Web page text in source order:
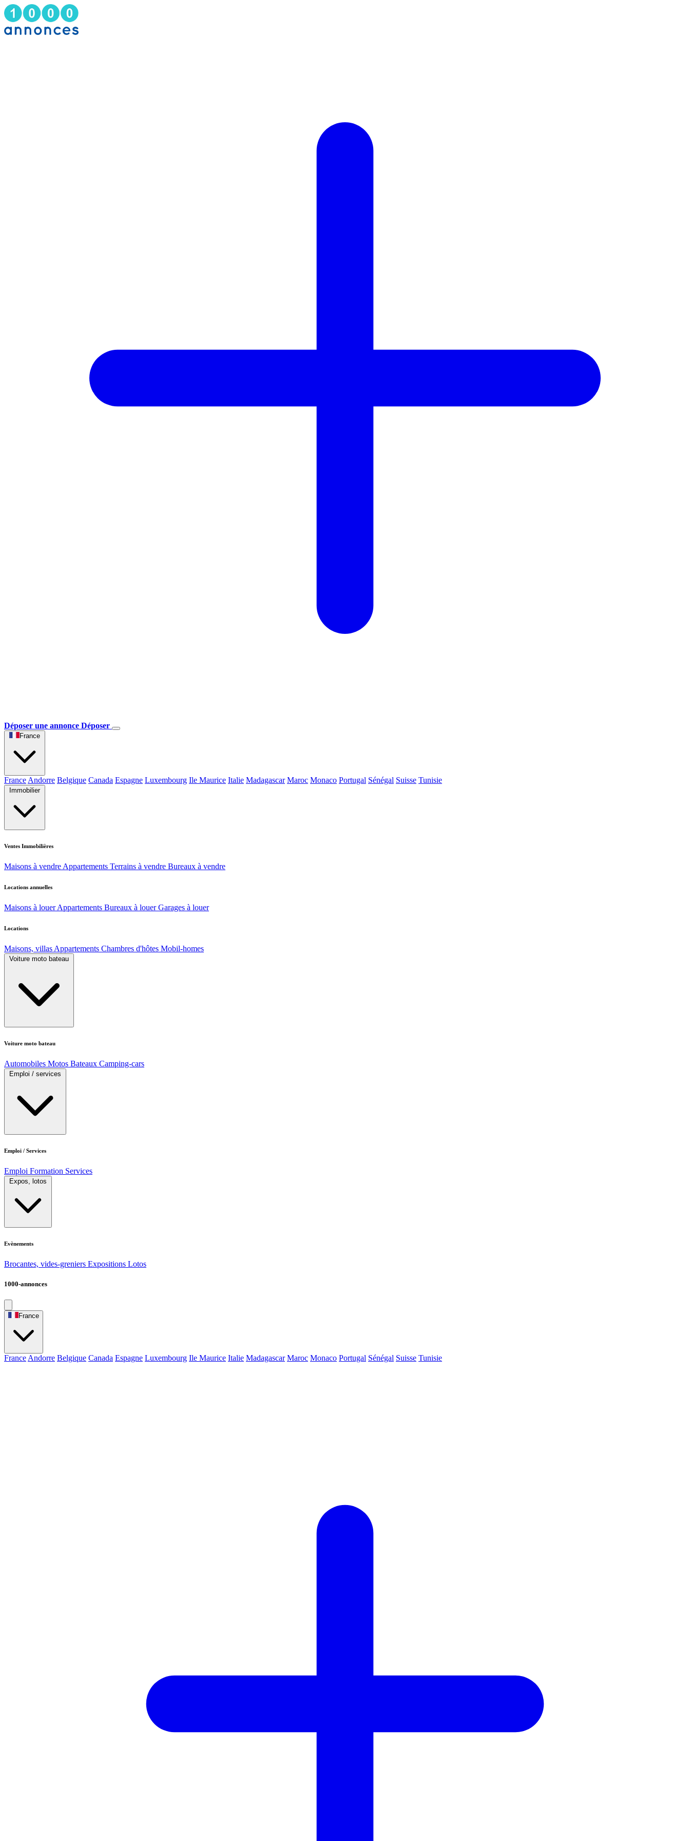
Déposer une annonce Déposer
France
France Andorre Belgique Canada Espagne Luxembourg Ile Maurice Italie Madagascar Maroc Monaco Portugal Sénégal Suisse Tunisie
Immobilier
Ventes Immobilières
Maisons à vendre Appartements Terrains à vendre Bureaux à vendre
Locations annuelles
Maisons à louer Appartements Bureaux à louer Garages à louer
Locations
Maisons, villas Appartements Chambres d'hôtes Mobil-homes
Voiture moto bateau
Voiture moto bateau
Automobiles Motos Bateaux Camping-cars
Emploi / services
Emploi / Services
Emploi Formation Services
Expos, lotos
Evènements
Brocantes, vides-greniers Expositions Lotos
1000-annonces
France
France Andorre Belgique Canada Espagne Luxembourg Ile Maurice Italie Madagascar Maroc Monaco Portugal Sénégal Suisse Tunisie